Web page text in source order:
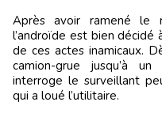
Après avoir ramené le
l’androïde est bien
de ces actes inamicaux.
camion-grue jusqu’à
interroge le surveillant
qui a loué l’utilitaire.